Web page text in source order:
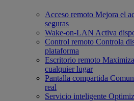
Acceso remoto Mejora el
seguras
Wake-on-LAN Activa
Control remoto Controla
plataforma
Escritorio remoto
cualquier lugar
Pantalla compartida
real
Servicio inteligente